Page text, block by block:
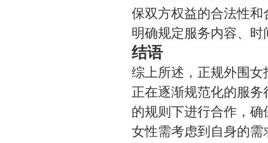
保双方权益的合法性
明确规定服务内容、
结语
综上所述，正规外围
正在逐渐规范化的服务
的规则下进行合作，
女性需考虑到自身的